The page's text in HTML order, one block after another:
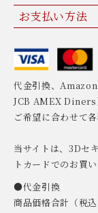
お支払い方法
代金引換、
JCB AMEX Diners
ご希望に合わせて
当サイトは、3Dセ
トカードでのお買
●代金引換
商品価格合計（税